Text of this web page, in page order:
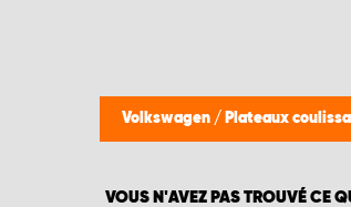
Volkswagen / Plateaux
VOUS N'AVEZ PAS TROUVÉ CE